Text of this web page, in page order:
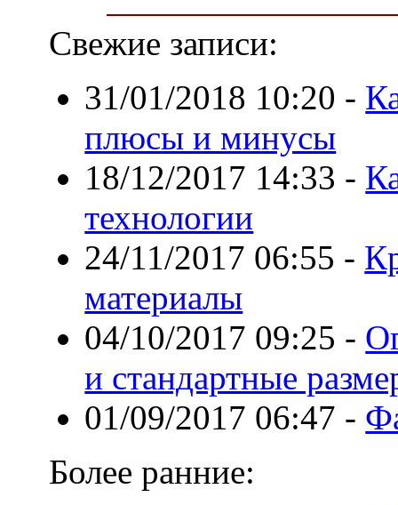
Свежие записи:
31/01/2018 10:20 -
плюсы и минусы
18/12/2017 14:33 -
технологии
24/11/2017 06:55 -
материалы
04/10/2017 09:25 -
и стандартные
01/09/2017 06:47 -
Более ранние: